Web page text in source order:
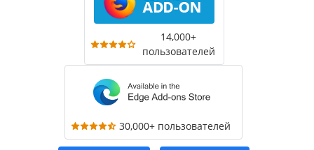
14,000+
пользователей
30,000+ пользователей